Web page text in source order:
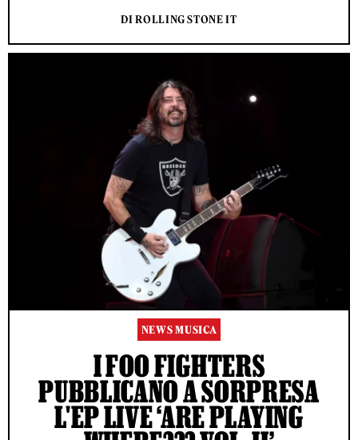
DI ROLLING STONE IT
NEWS MUSICA
I FOO FIGHTERS
PUBBLICANO A SORPRESA
L'EP LIVE ‘ARE PLAYING